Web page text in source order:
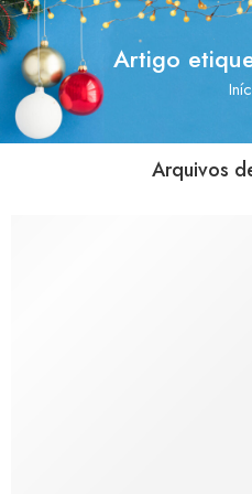
Artigo
Arquivos